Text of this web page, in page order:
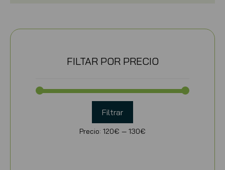
FILTAR POR PRECIO
Filtrar
Precio: 120€ — 130€